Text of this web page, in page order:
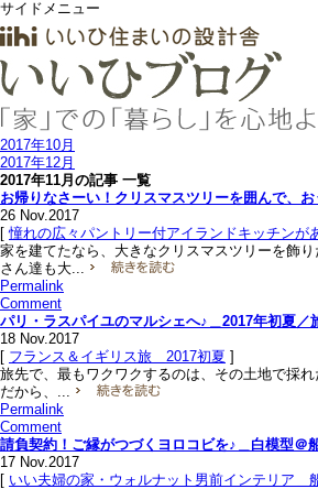
サイドメニュー
2017年10月
2017年12月
2017年11月の記事 一覧
お帰りなさーい！クリスマスツリーを囲んで、
26 Nov.2017
[憧れの広々パントリー付アイランドキッチンが
家を建てたなら、大きなクリスマスツリーを飾
さん達も大...
Permalink
Comment
パリ・ラスパイユのマルシェへ♪＿2017年初夏
18 Nov.2017
[ フランス＆イギリス旅＿2017初夏 ]
旅先で、最もワクワクするのは、その土地で採
だから、...
Permalink
Comment
請負契約！ご縁がつづくヨロコビを♪＿白模型＠
17 Nov.2017
[ いい夫婦の家・ウォルナット男前インテリア＿